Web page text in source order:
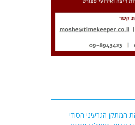
המתקן הגרעיני הסודי